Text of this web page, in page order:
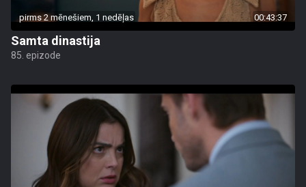
pirms 2 mēnešiem, 1 nedēļas 00:43:37
Samta dinastija
85. epizode